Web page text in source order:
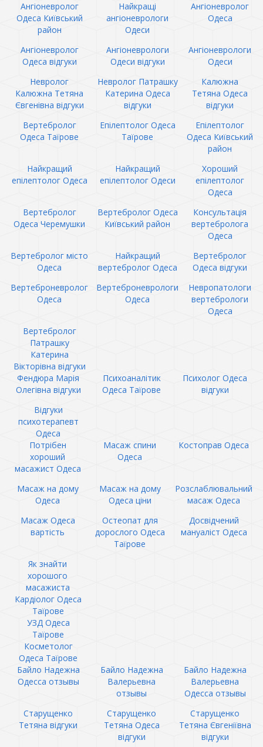
Ангіоневролог
Одеса Київський
район
Найкращі
ангіоневрологи
Одеси
Ангіоневролог
Одеса
Ангіоневролог
Одеса відгуки
Ангіоневрологи
Одеси відгуки
Ангіоневрологи
Одеси
Невролог
Калюжна Тетяна
Євгенівна відгуки
Невролог Патрашку
Катерина Одеса
відгуки
Калюжна
Тетяна Одеса
відгуки
Вертебролог
Одеса Таїрове
Епілептолог Одеса
Таїрове
Епілептолог
Одеса Київський
район
Найкращий
епілептолог Одеса
Найкращий
епілептолог Одеси
Хороший
епілептолог
Одеса
Вертебролог
Одеса Черемушки
Вертебролог Одеса
Київський район
Консультація
вертебролога
Одеса
Вертебролог місто
Одеса
Найкращий
вертебролог Одеса
Вертебролог
Одеса відгуки
Вертеброневролог
Одеса
Вертеброневрологи
Одеса
Невропатологи
вертебрологи
Одеса
Вертебролог
Патрашку
Катерина
Вікторівна відгуки
Фендюра Марія
Олегівна відгуки
Психоаналітик
Одеса Таїрове
Психолог Одеса
відгуки
Відгуки
психотерапевт
Одеса
Потрібен
хороший
масажист Одеса
Масаж спини
Одеса
Костоправ Одеса
Масаж на дому
Одеса
Масаж на дому
Одеса ціни
Розслаблювальний
масаж Одеса
Масаж Одеса
вартість
Остеопат для
дорослого Одеса
Таїрове
Досвідчений
мануаліст Одеса
Як знайти
хорошого
масажиста
Кардіолог Одеса
Таїрове
УЗД Одеса
Таїрове
Косметолог
Одеса Таїрове
Байло Надежна
Одесса отзывы
Байло Надежна
Валерьевна
отзывы
Байло Надежна
Валерьевна
Одесса отзывы
Старущенко
Тетяна відгуки
Старущенко
Тетяна Одеса
відгуки
Старущенко
Тетяна Євгеніївна
відгуки